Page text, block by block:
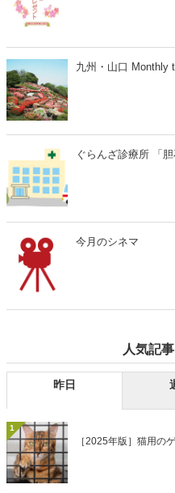
九州・山口 Monthly
ぐらんざ診療所 「
今月のシネマ
人気記
昨日
1
［2025年版］猫用の